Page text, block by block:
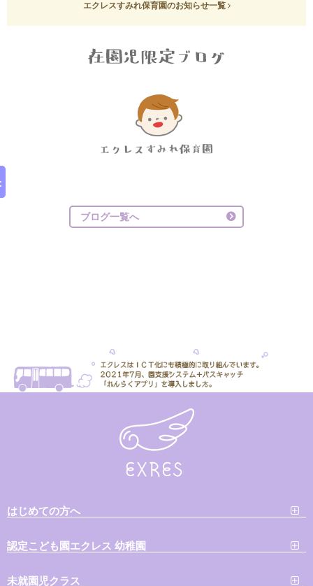
エクレスすみれ保育園のお知らせ一覧
ブログ一覧へ
はじめての方へ
認定こども園エクレス 幼稚園
未就園児クラス